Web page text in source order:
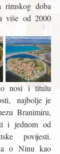
rimskog doba
više od 2000
nosi i titulu
najbolje je
Branimiru,
i jednom od
povijesti.
o Ninu kao